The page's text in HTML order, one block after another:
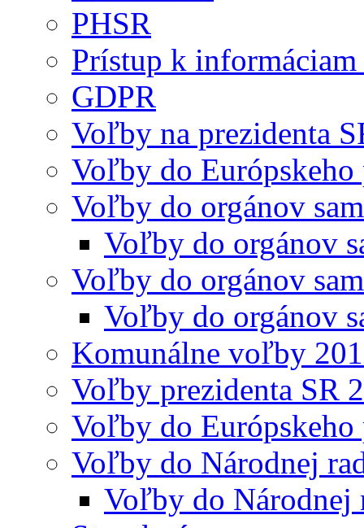
PHSR
Prístup k
GDPR
Voľby na prezidenta
Voľby do Európskeho
Voľby do orgánov
Voľby do orgánov
Voľby do orgánov
Voľby do orgánov
Komunálne voľby
Voľby prezidenta SR
Voľby do Európskeho
Voľby do Národnej
Voľby do Národnej